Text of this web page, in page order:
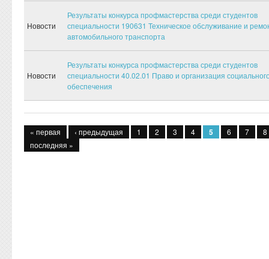
Новости
Результаты конкурса профмастерства среди студентов
специальности 190631 Техническое обслуживание и
автомобильного транспорта
Новости
Результаты конкурса профмастерства среди студентов
специальности 40.02.01 Право и организация
обеспечения
« первая ‹ предыдущая 1 2 3 4 5 6 7
8
последняя »